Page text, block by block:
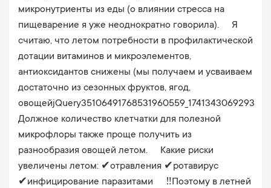
микронутриенты из еды (о влиянии стресса на
пищеварение я уже неоднократно говорила). ⠀ Я
считаю, что летом потребности в профилактической
дотации витаминов и микроэлементов,
антиоксидантов снижены (мы получаем и усваиваем
достаточно из сезонных фруктов, ягод,
овощейjQuery35106491768531960559_1741343069293
Должное количество клетчатки для полезной
микрофлоры также проще получить из
разнообразия овощей летом. ⠀ Какие риски
увеличены летом: ✔отравления ✔ротавирус
✔инфицирование паразитами ⠀ ‼Поэтому в летней